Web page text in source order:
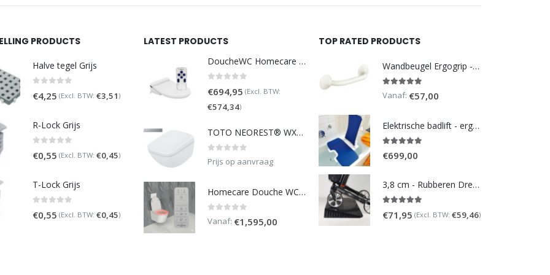
PRODUCTS
Halve tegel Grijs
€4,25 (Excl. BTW: €3,51)
R-Lock Grijs
€0,55 (Excl. BTW: €0,45)
T-Lock Grijs
€0,55 (Excl. BTW: €0,45)
LATEST PRODUCTS
DoucheWC Homecare – Pure 500R
€694,95 (Excl. BTW:
€574,34)
TOTO NEOREST® WX1 - incl. remote control
Prijs op aanvraag
Homecare Douche WC - Comfort plus 991 - Met brilverwarming
out of 5
Vanaf: €1,595,00
TOP RATED PRODUCTS
Wandbeugel Ergogrip - Recht
out of 5
Vanaf: €57,00
Elektrische badlift - ergonomisch Bellavita Comfort 2G
€699,00
3,8 cm - Rubberen Drempelhulp Schuin
€71,95 (Excl. BTW: €59,46)